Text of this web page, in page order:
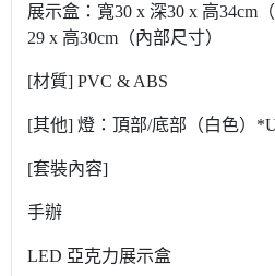
展示盒：寬30 x 深30 x 高34cm
29 x 高30cm（內部尺寸）
[材質] PVC & ABS
[其他] 燈：頂部/底部（白色）
[套裝內容]
手辦
LED 亞克力展示盒